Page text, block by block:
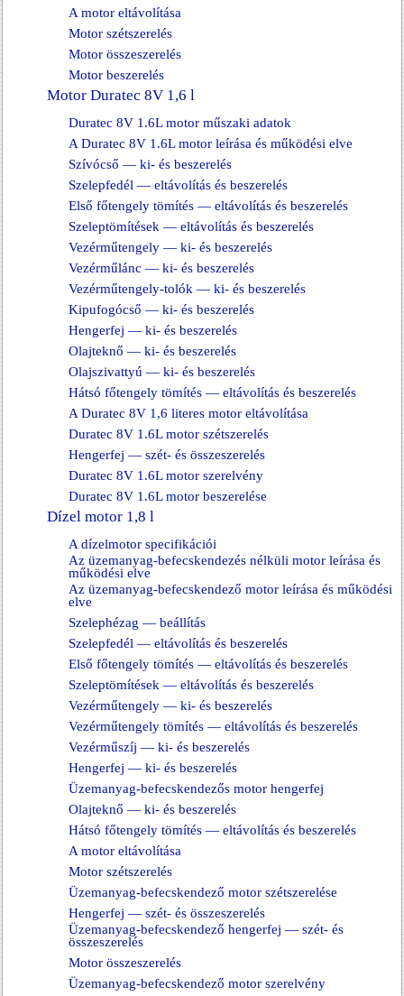
A motor eltávolítása
Motor szétszerelés
Motor összeszerelés
Motor beszerelés
Motor Duratec 8V 1,6 l
Duratec 8V 1.6L motor műszaki adatok
A Duratec 8V 1.6L motor leírása és működési elve
Szívócső — ki- és beszerelés
Szelepfedél — eltávolítás és beszerelés
Első főtengely tömítés — eltávolítás és beszerelés
Szeleptömítések — eltávolítás és beszerelés
Vezérműtengely — ki- és beszerelés
Vezérműlánc — ki- és beszerelés
Vezérműtengely-tolók — ki- és beszerelés
Kipufogócső — ki- és beszerelés
Hengerfej — ki- és beszerelés
Olajteknő — ki- és beszerelés
Olajszivattyú — ki- és beszerelés
Hátsó főtengely tömítés — eltávolítás és beszerelés
A Duratec 8V 1,6 literes motor eltávolítása
Duratec 8V 1.6L motor szétszerelés
Hengerfej — szét- és összeszerelés
Duratec 8V 1.6L motor szerelvény
Duratec 8V 1.6L motor beszerelése
Dízel motor 1,8 l
A dízelmotor specifikációi
Az üzemanyag-befecskendezés nélküli motor leírása és
működési elve
Az üzemanyag-befecskendező motor leírása és működési
elve
Szelephézag — beállítás
Szelepfedél — eltávolítás és beszerelés
Első főtengely tömítés — eltávolítás és beszerelés
Szeleptömítések — eltávolítás és beszerelés
Vezérműtengely — ki- és beszerelés
Vezérműtengely tömítés — eltávolítás és beszerelés
Vezérműszíj — ki- és beszerelés
Hengerfej — ki- és beszerelés
Üzemanyag-befecskendezős motor hengerfej
Olajteknő — ki- és beszerelés
Hátsó főtengely tömítés — eltávolítás és beszerelés
A motor eltávolítása
Motor szétszerelés
Üzemanyag-befecskendező motor szétszerelése
Hengerfej — szét- és összeszerelés
Üzemanyag-befecskendező hengerfej — szét- és
összeszerelés
Motor összeszerelés
Üzemanyag-befecskendező motor szerelvény